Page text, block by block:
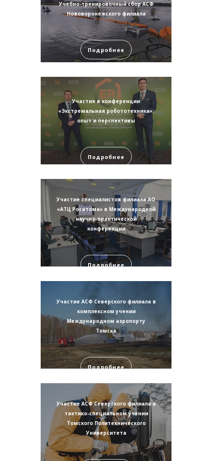
Учебно-тренировочный сбор АСФ
Нововоронежского филиала
Подробнее
Участие в конференции
«Экстремальная робототехника»:
опыт и перспективы
Подробнее
Участие специалистов филиала АО
«АТЦ Росатома» в Международной
научно-практической
конференции
Подробнее
Участие АСФ Северского филиала в
комплексном учении
Международном аэропорту
Томска
Подробнее
Участие АСФ Северского филиала в
тактико-специальном учении
Томского Политехнического
Университета